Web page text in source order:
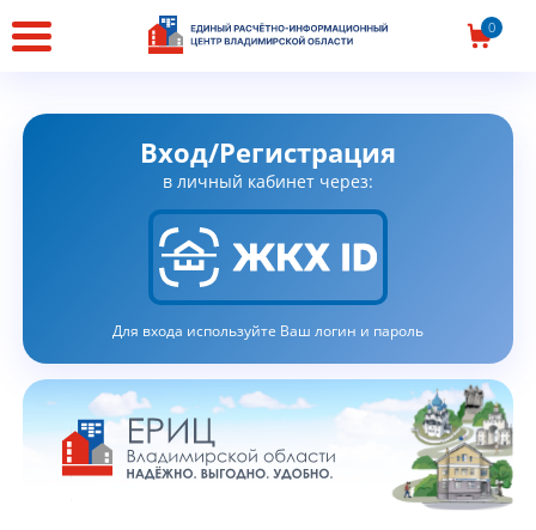
Главная
страница
0
Вход/Регистрация
в личный кабинет через:
Для входа используйте Ваш логин и пароль